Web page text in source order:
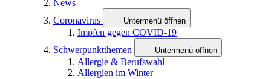
News
Coronavirus
Untermenü öffnen
Impfen gegen COVID-19
Schwerpunktthemen
Untermenü öffnen
Allergie & Berufswahl
Allergien im Winter